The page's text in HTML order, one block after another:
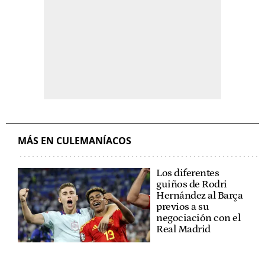
MÁS EN CULEMANÍACOS
Los diferentes
guiños de Rodri
Hernández al Barça
previos a su
negociación con el
Real Madrid